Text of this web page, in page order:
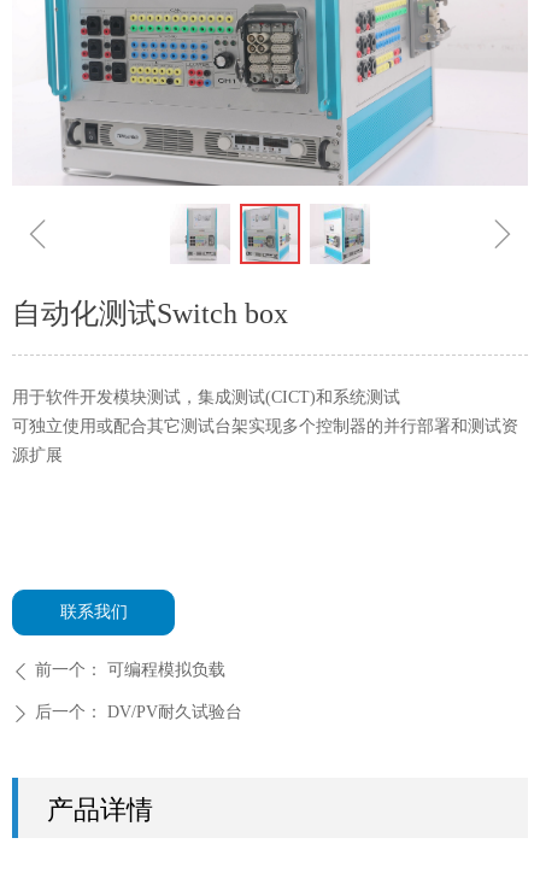
ꁆ ꁇ
自动化测试Switch box
用于软件开发模块测试，集成测试(CICT)和系统测试
可独立使用或配合其它测试台架实现多个控制器的并行部署和测试资
源扩展
联系我们
产品详情
ꄴ 前一个： 可编程模拟负载
ꄲ 后一个： DV/PV耐久试验台